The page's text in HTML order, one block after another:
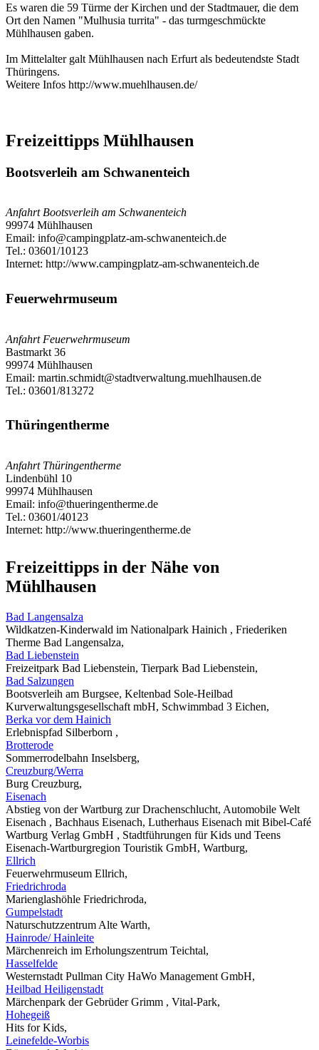
Es waren die 59 Türme der Kirchen und der Stadtmauer, die dem
Ort den Namen "Mulhusia turrita" - das turmgeschmückte
Mühlhausen gaben.
Im Mittelalter galt Mühlhausen nach Erfurt als bedeutendste Stadt
Thüringens.
Weitere Infos http://www.muehlhausen.de/
Freizeittipps Mühlhausen
Bootsverleih am Schwanenteich
Anfahrt Bootsverleih am Schwanenteich
99974 Mühlhausen
Email: info@campingplatz-am-schwanenteich.de
Tel.: 03601/10123
Internet: http://www.campingplatz-am-schwanenteich.de
Feuerwehrmuseum
Anfahrt Feuerwehrmuseum
Bastmarkt 36
99974 Mühlhausen
Email: martin.schmidt@stadtverwaltung.muehlhausen.de
Tel.: 03601/813272
Thüringentherme
Anfahrt Thüringentherme
Lindenbühl 10
99974 Mühlhausen
Email: info@thueringentherme.de
Tel.: 03601/40123
Internet: http://www.thueringentherme.de
Freizeittipps in der Nähe von
Mühlhausen
Bad Langensalza
Wildkatzen-Kinderwald im Nationalpark Hainich , Friederiken
Therme Bad Langensalza,
Bad Liebenstein
Freizeitpark Bad Liebenstein, Tierpark Bad Liebenstein,
Bad Salzungen
Bootsverleih am Burgsee, Keltenbad Sole-Heilbad
Kurverwaltungsgesellschaft mbH, Schwimmbad 3 Eichen,
Berka vor dem Hainich
Erlebnispfad Silberborn ,
Brotterode
Sommerrodelbahn Inselsberg,
Creuzburg/Werra
Burg Creuzburg,
Eisenach
Abstieg von der Wartburg zur Drachenschlucht, Automobile Welt
Eisenach , Bachhaus Eisenach, Lutherhaus Eisenach mit Bibel-Café
Wartburg Verlag GmbH , Stadtführungen für Kids und Teens
Eisenach-Wartburgregion Touristik GmbH, Wartburg,
Ellrich
Feuerwehrmuseum Ellrich,
Friedrichroda
Marienglashöhle Friedrichroda,
Gumpelstadt
Naturschutzzentrum Alte Warth,
Hainrode/ Hainleite
Märchenreich im Erholungszentrum Teichtal,
Hasselfelde
Westernstadt Pullman City HaWo Management GmbH,
Heilbad Heiligenstadt
Märchenpark der Gebrüder Grimm , Vital-Park,
Hohegeiß
Hits for Kids,
Leinefelde-Worbis